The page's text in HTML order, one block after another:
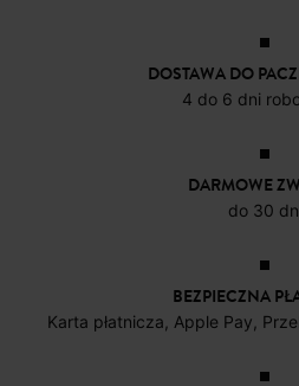
DOSTAWA DO
4 do 6 dni
DARMOWE
do 30
BEZPIECZNA
Karta płatnicza, Apple Pay,